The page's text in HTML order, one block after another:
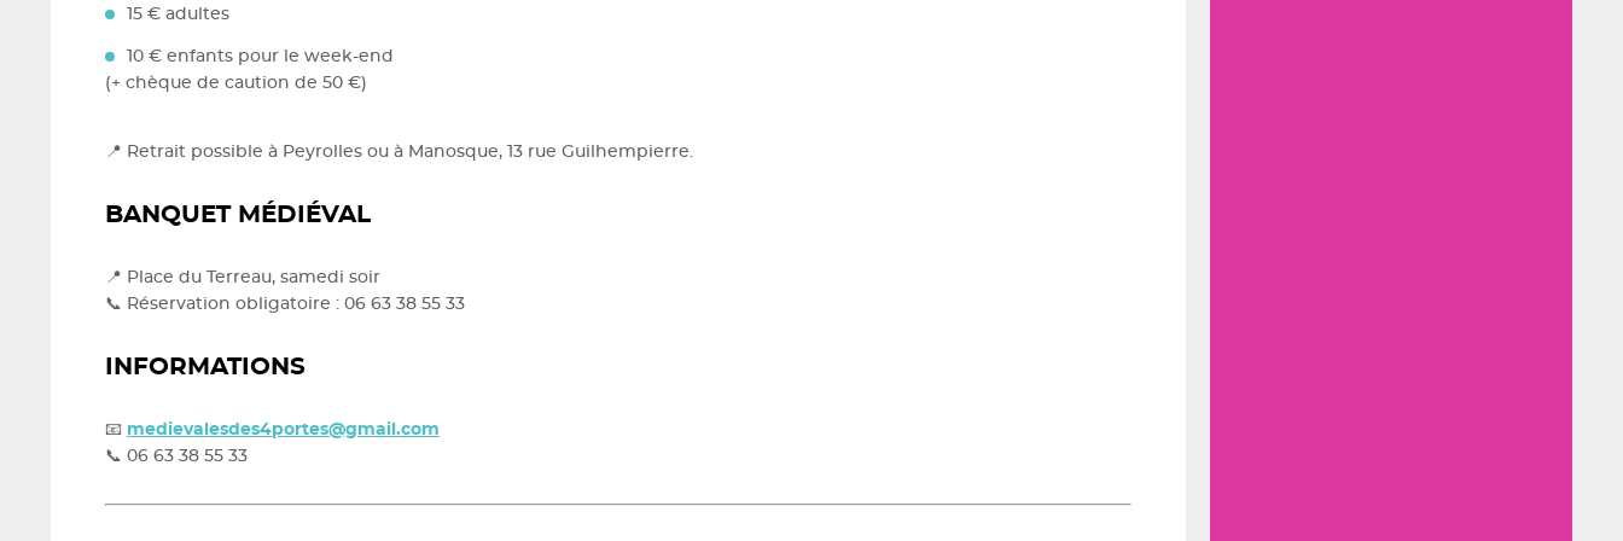
15 € adultes
10 € enfants pour le week-end
(+ chèque de caution de 50 €)
📍 Retrait possible à Peyrolles ou à Manosque, 13 rue Guilhempierre.
BANQUET MÉDIÉVAL
📍 Place du Terreau, samedi soir
📞 Réservation obligatoire : 06 63 38 55 33
INFORMATIONS
📧 medievalesdes4portes@gmail.com
📞 06 63 38 55 33